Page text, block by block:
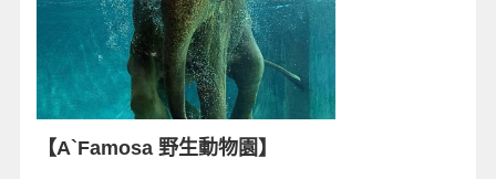
【A`Famosa 野生動物園】